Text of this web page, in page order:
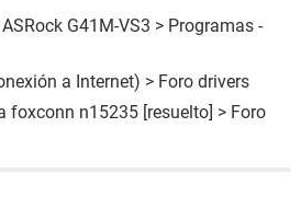
G41M-VS3 > Programas -
a Internet) > Foro drivers
foxconn n15235 [resuelto] > Foro